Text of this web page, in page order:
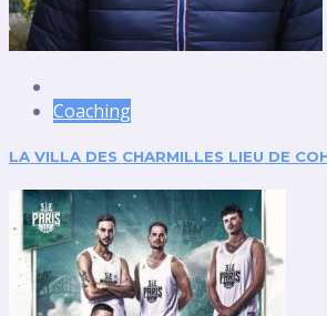
Coaching
LA VILLA DES CHARMILLES LIEU DE